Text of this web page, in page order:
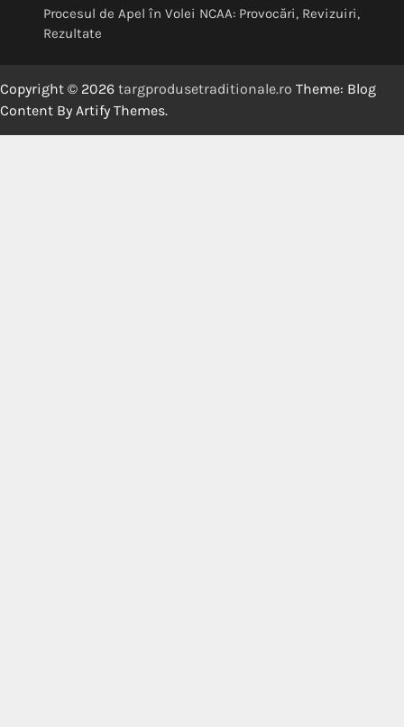
Procesul de Apel în Volei NCAA: Provocări, Revizuiri,
Rezultate
Copyright © 2026 targprodusetraditionale.ro Theme: Blog
Content By Artify Themes.